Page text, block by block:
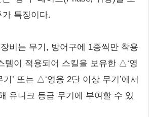
특징이다.
장비는 무기, 방어구에 1종씩만 착용
템이 적용되어 스킬을 보유한 △‘영
’ 또는 △‘영웅 2단 이상 무기’에서
유니크 등급 무기에 부여할 수 있